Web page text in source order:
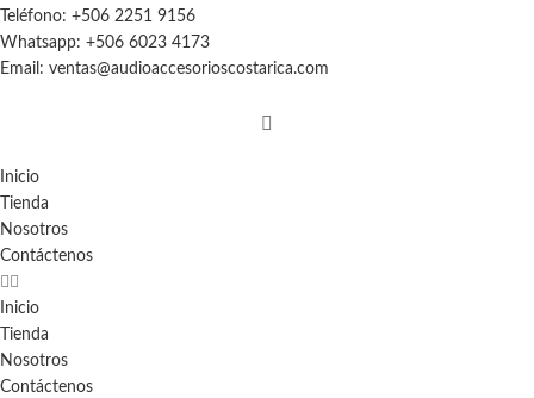
Teléfono: +506 2251 9156
Whatsapp: +506 6023 4173
Email: ventas@audioaccesorioscostarica.com
Inicio
Tienda
Nosotros
Contáctenos
Inicio
Tienda
Nosotros
Contáctenos